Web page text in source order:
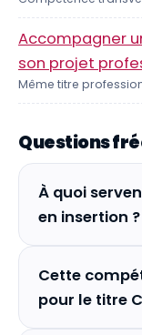
Accompagner
son projet
Même titre
Questions
À quoi
en insertion ?
Cette
pour le titre